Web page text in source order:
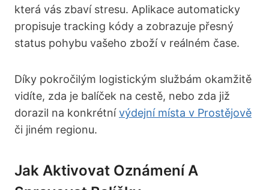
která vás zbaví stresu. Aplikace automaticky
propisuje tracking kódy a zobrazuje přesný
status pohybu vašeho zboží v reálném čase.
Díky pokročilým logistickým službám okamžitě
vidíte, zda je balíček na cestě, nebo zda již
dorazil na konkrétnívýdejní místa v Prostějově
či jiném regionu.
Jak Aktivovat Oznámení A